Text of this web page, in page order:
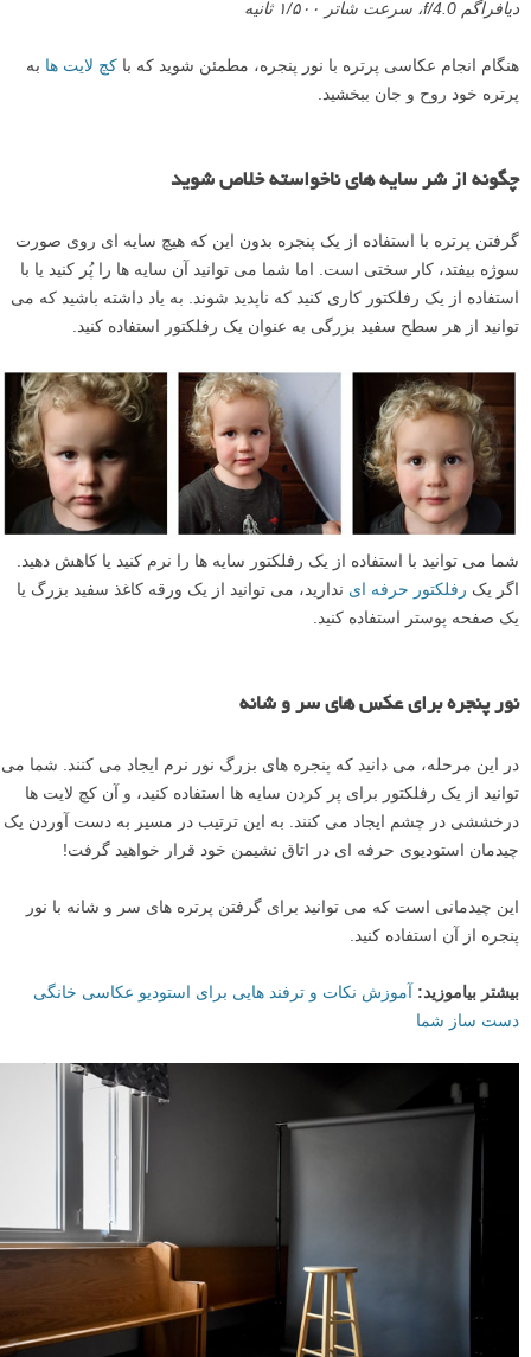
دیافراگم f/4.0، سرعت شاتر ۱/۵۰۰ ثانیه
هنگام انجام عکاسی پرتره با نور پنجره، مطمئن شوید که با کچ لایت ها به
پرتره خود روح و جان ببخشید.
چگونه از شر سایه های ناخواسته خلاص شوید
گرفتن پرتره با استفاده از یک پنجره بدون این که هیچ سایه ای روی صورت
سوژه بیفتد، کار سختی است. اما شما می توانید آن سایه ها را پُر کنید یا با
استفاده از یک رفلکتور کاری کنید که ناپدید شوند. به یاد داشته باشید که می
توانید از هر سطح سفید بزرگی به عنوان یک رفلکتور استفاده کنید.
شما می توانید با استفاده از یک رفلکتور سایه ها را نرم کنید یا کاهش دهید.
اگر یک رفلکتور حرفه ای ندارید، می توانید از یک ورقه کاغذ سفید بزرگ یا
یک صفحه پوستر استفاده کنید.
نور پنجره برای عکس های سر و شانه
در این مرحله، می دانید که پنجره های بزرگ نور نرم ایجاد می کنند. شما می
توانید از یک رفلکتور برای پر کردن سایه ها استفاده کنید، و آن کچ لایت ها
درخششی در چشم ایجاد می کنند. به این ترتیب در مسیر به دست آوردن یک
چیدمان استودیوی حرفه ای در اتاق نشیمن خود قرار خواهید گرفت!
این چیدمانی است که می توانید برای گرفتن پرتره های سر و شانه با نور
پنجره از آن استفاده کنید.
بیشتر بیاموزید: آموزش نکات و ترفند هایی برای استودیو عکاسی خانگی
دست ساز شما